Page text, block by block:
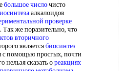
большое числочисто
алкалоидов
проверке
же поразительно, что
вторичного
являетсябиосинтез
с помощью просгых, почти
нельзя сказать ореакциях